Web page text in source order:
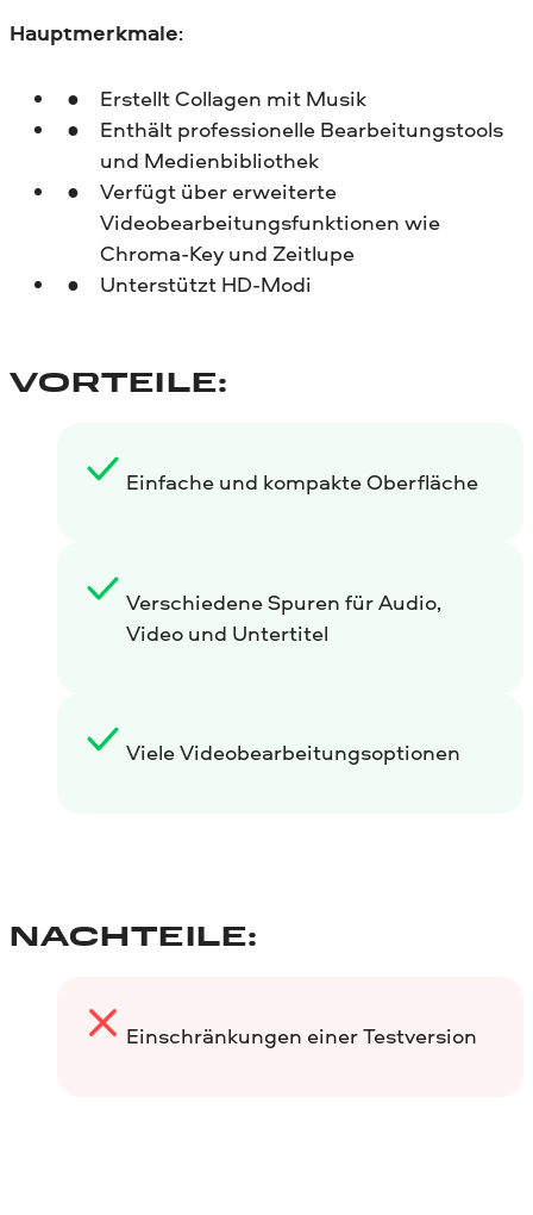
Hauptmerkmale:
Erstellt Collagen mit Musik
Enthält professionelle Bearbeitungstools
und Medienbibliothek
Verfügt über erweiterte
Videobearbeitungsfunktionen wie
Chroma-Key und Zeitlupe
Unterstützt HD-Modi
VORTEILE:
Einfache und kompakte Oberfläche
Verschiedene Spuren für Audio,
Video und Untertitel
Viele Videobearbeitungsoptionen
NACHTEILE:
Einschränkungen einer Testversion